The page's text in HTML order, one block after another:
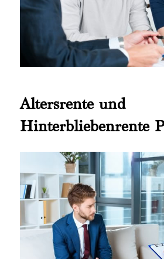
Altersrente und
Hinterbliebenrente